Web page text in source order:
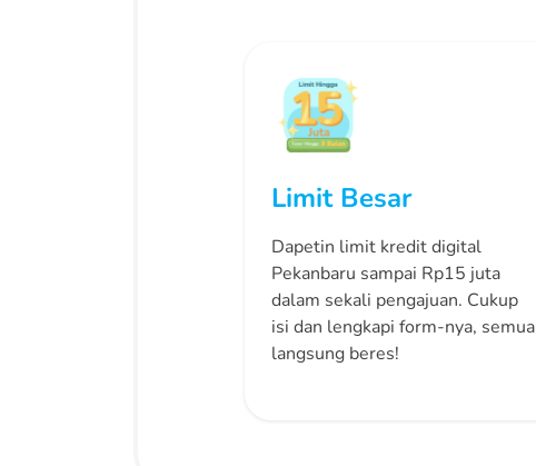
Limit Besar
Dapetin limit kredit digital
Pekanbaru sampai Rp15 juta
dalam sekali pengajuan. Cukup
isi dan lengkapi form-nya, semua
langsung beres!